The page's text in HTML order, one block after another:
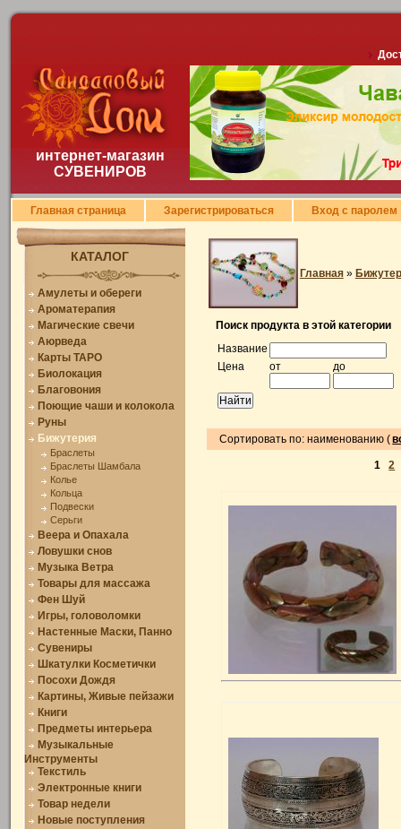
интернет-магазин
СУВЕНИРОВ
Главная страница Зарегистрироваться Вход с паролем
КАТАЛОГ
Амулеты и обереги
Ароматерапия
Магические свечи
Аюрведа
Карты ТАРО
Биолокация
Благовония
Поющие чаши и колокола
Руны
Бижутерия
Браслеты
Браслеты Шамбала
Колье
Кольца
Подвески
Серьги
Веера и Опахала
Ловушки снов
Музыка Ветра
Товары для массажа
Фен Шуй
Игры, головоломки
Настенные Маски, Панно
Сувениры
Шкатулки Косметички
Посохи Дождя
Картины, Живые пейзажи
Книги
Предметы интерьера
Музыкальные
Инструменты
Текстиль
Электронные книги
Товар недели
Новые поступления
Главная»
Поиск продукта в этой категории
Название
Цена
от до
Сортировать по: наименованию (
1 2